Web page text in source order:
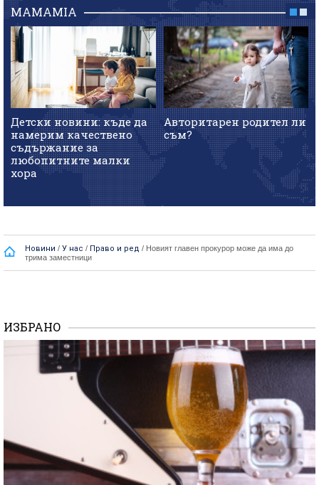
MAMAMIA
Детски новини: къде да
намерим качествено
съдържание за
любопитните малки
хора
Авторитарен родител ли
съм?
Новини / У нас / Право и ред / Новият главен прокурор може да има до
трима заместници
ИЗБРАНО